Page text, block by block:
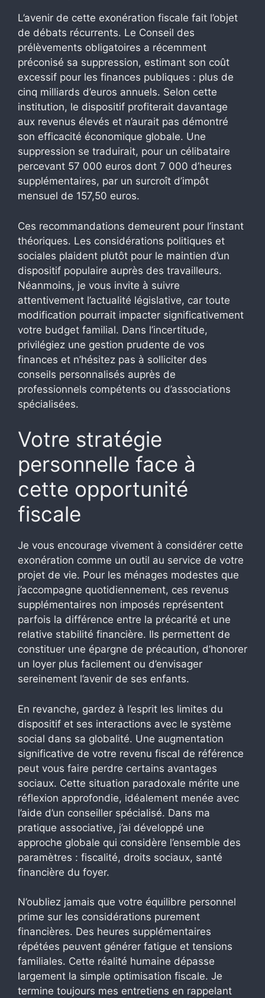
L’avenir de cette exonération fiscale fait l’objet
de débats récurrents. Le Conseil des
prélèvements obligatoires a récemment
préconisé sa suppression, estimant son coût
excessif pour les finances publiques : plus de
cinq milliards d’euros annuels. Selon cette
institution, le dispositif profiterait davantage
aux revenus élevés et n’aurait pas démontré
son efficacité économique globale. Une
suppression se traduirait, pour un célibataire
percevant 57 000 euros dont 7 000 d’heures
supplémentaires, par un surcroît d’impôt
mensuel de 157,50 euros.
Ces recommandations demeurent pour l’instant
théoriques. Les considérations politiques et
sociales plaident plutôt pour le maintien d’un
dispositif populaire auprès des travailleurs.
Néanmoins, je vous invite à suivre
attentivement l’actualité législative, car toute
modification pourrait impacter significativement
votre budget familial. Dans l’incertitude,
privilégiez une gestion prudente de vos
finances et n’hésitez pas à solliciter des
conseils personnalisés auprès de
professionnels compétents ou d’associations
spécialisées.
Votre stratégie
personnelle face à
cette opportunité
fiscale
Je vous encourage vivement à considérer cette
exonération comme un outil au service de votre
projet de vie. Pour les ménages modestes que
j’accompagne quotidiennement, ces revenus
supplémentaires non imposés représentent
parfois la différence entre la précarité et une
relative stabilité financière. Ils permettent de
constituer une épargne de précaution, d’honorer
un loyer plus facilement ou d’envisager
sereinement l’avenir de ses enfants.
En revanche, gardez à l’esprit les limites du
dispositif et ses interactions avec le système
social dans sa globalité. Une augmentation
significative de votre revenu fiscal de référence
peut vous faire perdre certains avantages
sociaux. Cette situation paradoxale mérite une
réflexion approfondie, idéalement menée avec
l’aide d’un conseiller spécialisé. Dans ma
pratique associative, j’ai développé une
approche globale qui considère l’ensemble des
paramètres : fiscalité, droits sociaux, santé
financière du foyer.
N’oubliez jamais que votre équilibre personnel
prime sur les considérations purement
financières. Des heures supplémentaires
répétées peuvent générer fatigue et tensions
familiales. Cette réalité humaine dépasse
largement la simple optimisation fiscale. Je
termine toujours mes entretiens en rappelant